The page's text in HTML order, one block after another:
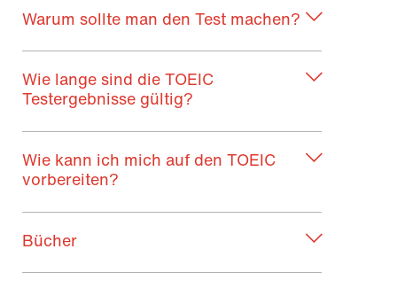
Warum sollte man den Test machen?
Wie lange sind die TOEIC
Testergebnisse gültig?
Wie kann ich mich auf den TOEIC
vorbereiten?
Bücher